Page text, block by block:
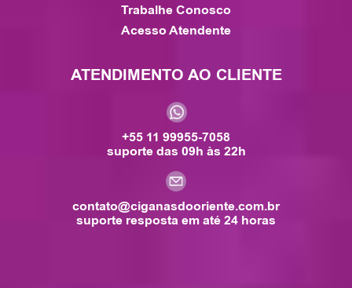
Trabalhe Conosco
Acesso Atendente
ATENDIMENTO AO CLIENTE
+55 11 99955-7058
suporte das 09h às 22h
contato@ciganasdooriente.com.br
suporte resposta em até 24 horas